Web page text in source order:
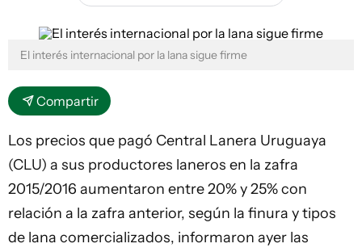
El interés internacional por la lana sigue firme
Compartir
Los precios que pagó Central Lanera Uruguaya
(CLU) a sus productores laneros en la zafra
2015/2016 aumentaron entre 20% y 25% con
relación a la zafra anterior, según la finura y tipos
de lana comercializados, informaron ayer las